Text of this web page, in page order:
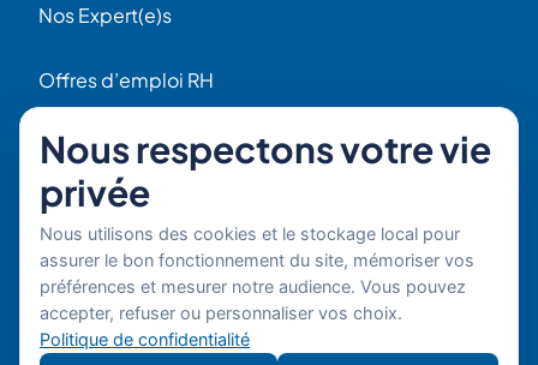
Nos Expert(e)s
Offres d’emploi RH
56 Rue Raspail
F92300 Levallois
+ 33 (0)1 42 70 97 20
Par email
Copyright © 2026 Boost'RH
Groupe. Tous droits réservés.
Mentions légales
Nous respectons votre vie
privée
Nous utilisons des cookies et le stockage local pour
assurer le bon fonctionnement du site, mémoriser vos
préférences et mesurer notre audience. Vous pouvez
accepter, refuser ou personnaliser vos choix.
Politique de confidentialité